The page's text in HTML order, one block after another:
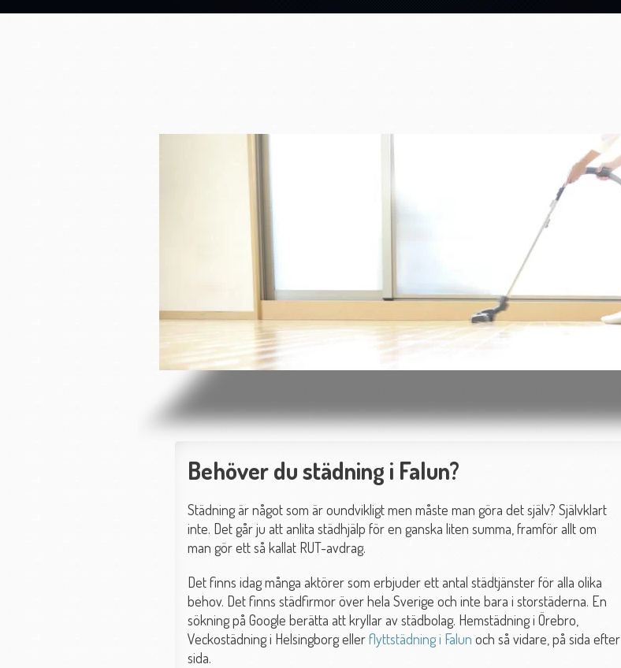
Behöver du städning i Falun?
Städning är något som är oundvikligt men måste man göra det själv? Självklart
inte. Det går ju att anlita städhjälp för en ganska liten summa, framför allt om
man gör ett så kallat RUT-avdrag.
Det finns idag många aktörer som erbjuder ett antal städtjänster för alla olika
behov. Det finns städfirmor över hela Sverige och inte bara i storstäderna. En
sökning på Google berätta att kryllar av städbolag. Hemstädning i Örebro,
Veckostädning i Helsingborg ellerflyttstädning i Falun och så vidare, på sida efter
sida.